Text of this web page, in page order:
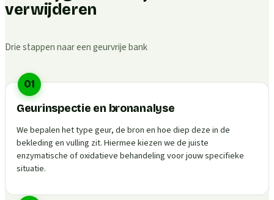
verwijderen
Drie stappen naar een geurvrije bank
01
Geurinspectie en bronanalyse
We bepalen het type geur, de bron en hoe diep deze in de
bekleding en vulling zit. Hiermee kiezen we de juiste
enzymatische of oxidatieve behandeling voor jouw specifieke
situatie.